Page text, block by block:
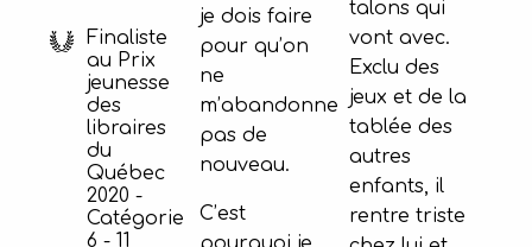
Finaliste
au Prix
jeunesse
des
libraires
du
Québec
2020 -
Catégorie
6 - 11
je dois faire
pour qu’on
ne
m’abandonne
pas de
nouveau.
C’est
talons qui
vont avec.
Exclu des
jeux et de la
tablée des
autres
enfants, il
rentre triste